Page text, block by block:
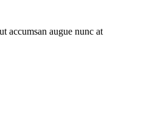
accumsan augue nunc at